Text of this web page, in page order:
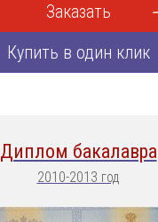
Заказать
Купить в один клик
Диплом бакалавра
2010-2013 год